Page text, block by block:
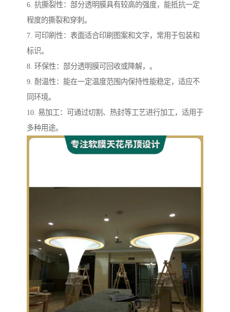
6. 抗撕裂性：部分透明膜具有较高的强度，能抵抗一定
程度的撕裂和穿刺。
7. 可印刷性：表面适合印刷图案和文字，常用于包装和
标识。
8. 环保性：部分透明膜可回收或降解，。
9. 耐温性：能在一定温度范围内保持性能稳定，适应不
同环境。
10. 易加工：可通过切割、热封等工艺进行加工，适用于
多种用途。